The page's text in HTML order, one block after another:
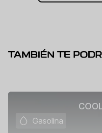
TAMBIÉN TE
Gasolina